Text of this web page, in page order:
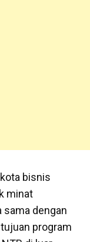
bisnis
minat
sama dengan
program